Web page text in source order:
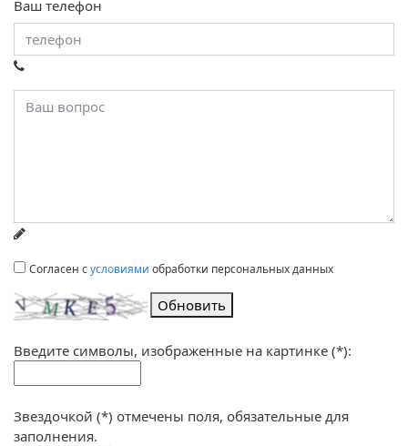
Ваш телефон
Согласен сусловиями обработки персональных данных
Обновить
Введите символы, изображенные на картинке (*):
Звездочкой (*) отмечены поля, обязательные для
заполнения.